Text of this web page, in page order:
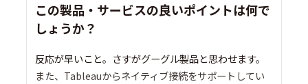
この製品・サービスの良いポイントは何で
しょうか？
反応が早いこと。さすがグーグル製品と思わせます。
また、Tableauからネイティブ接続をサポートしてい